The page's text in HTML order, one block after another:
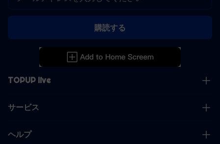
TOPUP live
サービス
ヘルプ
購読する